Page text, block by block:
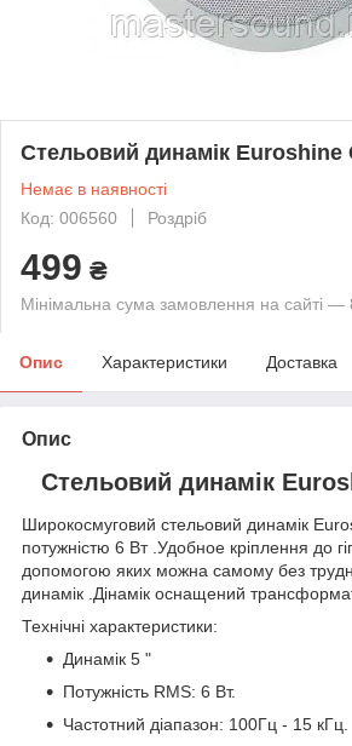
Стельовий динамік Euroshine
Немає в наявності
Код: 006560
Роздріб
499 ₴
Мінімальна сума замовлення на сайті —
Опис Характеристики Доставка
Опис
Стельовий динамік
Широкосмуговий стельовий динамік
потужністю 6 Вт .Удобное кріплення до
допомогою яких можна самому без
динамік .Дінамік оснащений
Технічні характеристики:
Динамік 5 "
Потужність RMS: 6 Вт.
Частотний діапазон: 100Гц - 15 кГц.